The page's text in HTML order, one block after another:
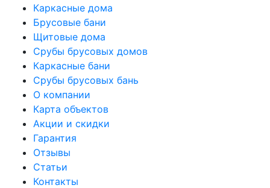
Каркасные дома
Брусовые бани
Щитовые дома
Срубы брусовых домов
Каркасные бани
Срубы брусовых бань
О компании
Карта объектов
Акции и скидки
Гарантия
Отзывы
Статьи
Контакты